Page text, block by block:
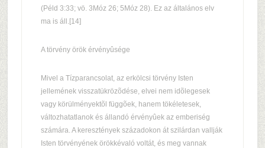
(Péld 3:33; vö. 3Móz 26; 5Móz 28). Ez az általános elv
ma is áll.[14]
A törvény örök érvényûsége
Mivel a Tízparancsolat, az erkölcsi törvény Isten
jellemének visszatükrözõdése, elvei nem idõlegesek
vagy körülményektõl függõek, hanem tökéletesek,
változhatatlanok és állandó érvényûek az emberiség
számára. A keresztények századokon át szilárdan vallják
Isten törvényének örökkévaló voltát, és meg vannak